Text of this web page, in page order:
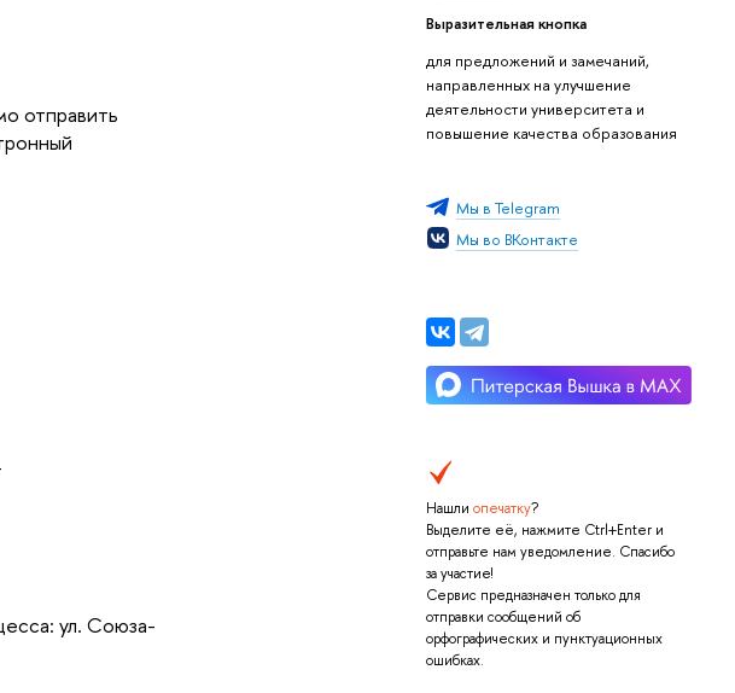
Выразительная кнопка
для предложений и замечаний,
направленных на улучшение
деятельности университета и
повышение качества образования
Мы в Telegram
Мы во ВКонтакте
Нашли опечатку?
Выделите её, нажмите Ctrl+Enter и
отправьте нам уведомление. Спасибо
за участие!
Сервис предназначен только для
отправки сообщений об
орфографических и пунктуационных
ошибках.
отправить
ул. Союза-